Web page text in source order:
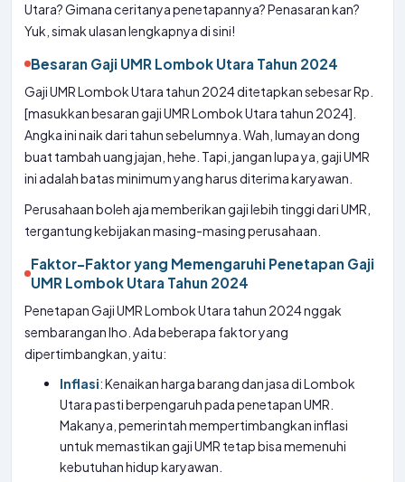
Utara? Gimana ceritanya penetapannya? Penasaran kan?
Yuk, simak ulasan lengkapnya di sini!
Besaran Gaji UMR Lombok Utara Tahun 2024
Gaji UMR Lombok Utara tahun 2024 ditetapkan sebesar Rp.
[masukkan besaran gaji UMR Lombok Utara tahun 2024].
Angka ini naik dari tahun sebelumnya. Wah, lumayan dong
buat tambah uang jajan, hehe. Tapi, jangan lupa ya, gaji UMR
ini adalah batas minimum yang harus diterima karyawan.
Perusahaan boleh aja memberikan gaji lebih tinggi dari UMR,
tergantung kebijakan masing-masing perusahaan.
Faktor-Faktor yang Memengaruhi Penetapan Gaji
UMR Lombok Utara Tahun 2024
Penetapan Gaji UMR Lombok Utara tahun 2024 nggak
sembarangan lho. Ada beberapa faktor yang
dipertimbangkan, yaitu:
Inflasi: Kenaikan harga barang dan jasa di Lombok
Utara pasti berpengaruh pada penetapan UMR.
Makanya, pemerintah mempertimbangkan inflasi
untuk memastikan gaji UMR tetap bisa memenuhi
kebutuhan hidup karyawan.